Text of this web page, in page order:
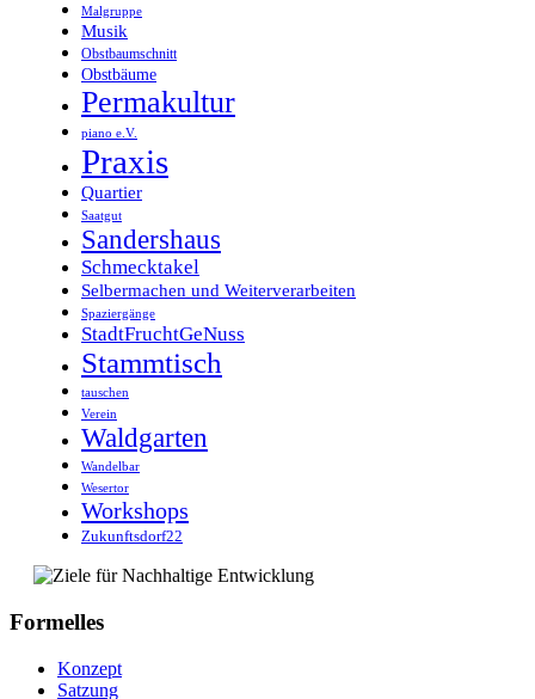
Malgruppe
Musik
Obstbaumschnitt
Obstbäume
Permakultur
piano e.V.
Praxis
Quartier
Saatgut
Sandershaus
Schmecktakel
Selbermachen und Weiterverarbeiten
Spaziergänge
StadtFruchtGeNuss
Stammtisch
tauschen
Verein
Waldgarten
Wandelbar
Wesertor
Workshops
Zukunftsdorf22
Formelles
Konzept
Satzung